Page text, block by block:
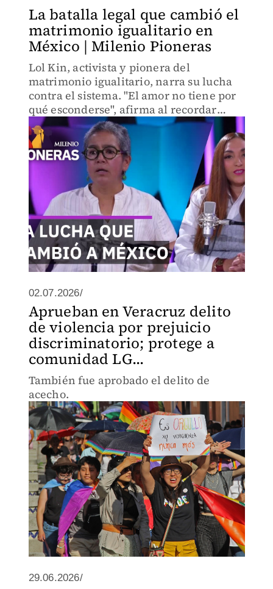
La batalla legal que cambió el
matrimonio igualitario en
México | Milenio Pioneras
Lol Kin, activista y pionera del
matrimonio igualitario, narra su lucha
contra el sistema. "El amor no tiene por
qué esconderse", afirma al recordar
cómo enfrentó la discriminación
institucional del Estado mexicano hace
dos décadas.
02.07.2026/
Aprueban en Veracruz delito
de violencia por prejuicio
discriminatorio; protege a
comunidad LG...
También fue aprobado el delito de
acecho.
29.06.2026/